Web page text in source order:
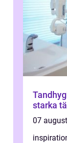
starka
07